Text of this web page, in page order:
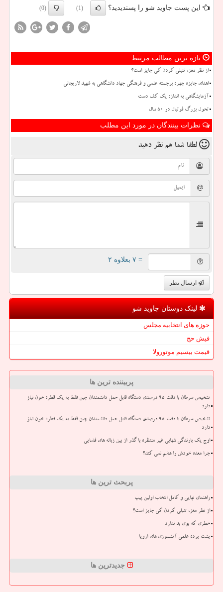
این پست جاوید شو را پسندیدید؟ (1)
(0)
تازه ترین مطالب مرتبط
از نظر مغز، تنبلی کردن کی جایز است؟
اهدای جایزه چهره برجسته علمی و فرهنگی جهاد دانشگاهی به شهید لاریجانی
آزمایشگاهی به اندازه یک کف دست
تحول بزرگ فوتبال در ۵۰ سال
نظرات بینندگان در مورد این مطلب
لطفا شما هم نظر دهید
= ۷ بعلاوه ۲
ارسال نظر
لینک دوستان جاوید شو
حوزه های انتخابیه مجلس
فیش حج
قیمت بیسیم موتورولا
پربیننده ترین ها
تشخیص سرطان با دقت ۹۵ درصدی دستگاه قابل حمل دانشمندان چین فقط به یک قطره خون نیاز
دارد
تشخیص سرطان با دقت ۹۵ درصدی دستگاه قابل حمل دانشمندان چین فقط به یک قطره خون نیاز
دارد
اوج یک بارندگی شهابی غیر منتظره با گذر از بین زباله های فضایی
چرا معده خودش را هضم نمی کند؟
پربحث ترین ها
راهنمای نهایی و کامل انتخاب اولین پیپ
از نظر مغز، تنبلی کردن کی جایز است؟
خطری که بوی بد ندارد
پشت پرده علمی آتشسوزی های اروپا
جدیدترین ها